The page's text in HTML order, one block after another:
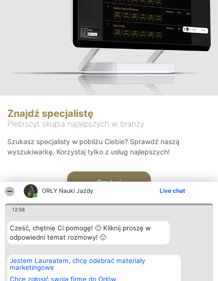
ORŁY Nauki Jazdy Live chat
12:58
Cześć, chętnie Ci pomogę! 🙂 Kliknij proszę w
odpowiedni temat rozmowy! 🙂
Jestem Laureatem, chcę odebrać materiały
marketingowe
Chcę zgłosić swoją firmę do Orłów
Znajdź specjalistę
Plebiscyt skupia najlepszych w branży
Szukasz specjalisty w pobliżu Ciebie? Sprawdź naszą
wyszukiwarkę. Korzystaj tylko z usług najlepszych!
Szukaj
Organizator plebiscytu
Bright Side Solutions sp. z o.
o. sp. k.
ul. Ruska 22
Plebiscyt
Laureaci
wszystkich
Kontakt
Kontakt